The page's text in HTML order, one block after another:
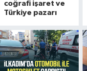
coğrafi işaret ve
Türkiye pazarı